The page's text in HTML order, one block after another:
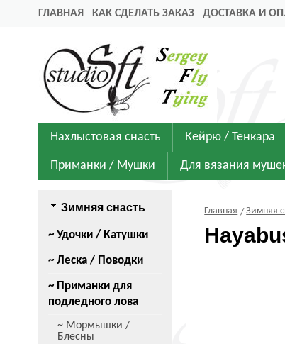
ГЛАВНАЯ КАК СДЕЛАТЬ ЗАКАЗ ДОСТАВКА И
Нахлыстовая снасть Кейрю / Тенкара
Приманки / Мушки Для вязания
Зимняя снасть
~ Удочки / Катушки
~ Леска / Поводки
~ Приманки для
подледного лова
~ Мормышки /
Блесны
Главная Зимняя